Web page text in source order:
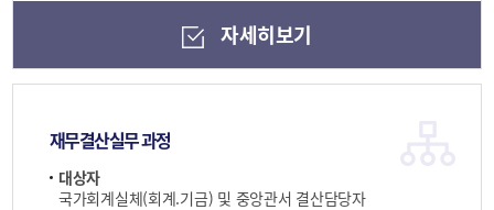
자세히보기
재무결산실무 과정
대상자
국가회계실체(회계.기금) 및 중앙관서 결산담당자